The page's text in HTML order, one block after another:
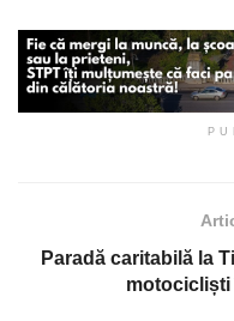
Paradă caritabilă la
motocicliști